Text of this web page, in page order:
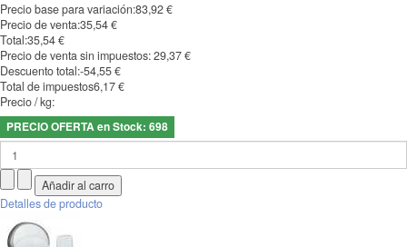
Precio base para variación:83,92 €
Precio de venta:35,54 €
Total:35,54 €
Precio de venta sin impuestos:29,37 €
Descuento total:-54,55 €
Total de impuestos6,17 €
Precio / kg:
PRECIO OFERTA en Stock: 698
Detalles de producto